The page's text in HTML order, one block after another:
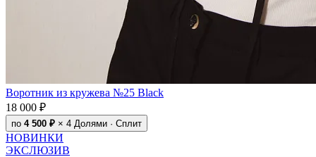
Воротник из кружева №25 Black
18 000 ₽
по 4 500 ₽ × 4 Долями · Сплит
НОВИНКИ
ЭКСЛЮЗИВ